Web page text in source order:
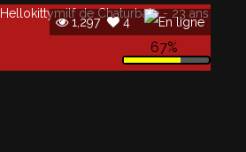
1,297 4
67%